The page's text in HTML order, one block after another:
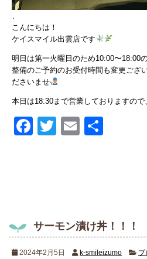
、
こんにちは！
ケイスマイル出雲店です
明日は第一火曜日のため10:00〜18:00
整備のご予約のお受付時間も変更ござ
ださいませ
本日は18:30まで営業しておりますの
Facebook
TwitterEmail
サーモン漬け丼！！！
2024年2月5日 k-smileizumo ブ